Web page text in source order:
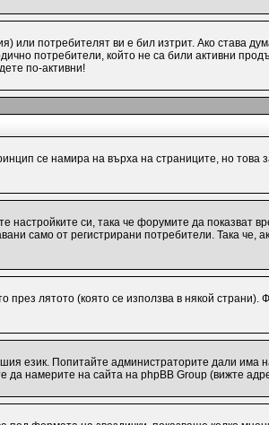
потребителят ви е бил изтрит. Ако става
потребители, който не са били активни
по-активни!
се намира на върха на страниците, но това
настройките си, така че форумите да показват
само от регистрирани потребители. Така че,
лятото (която се използва в някой страни).
език. Попитайте администраторите дали има
намерите на сайта на phpBB Group (вижте